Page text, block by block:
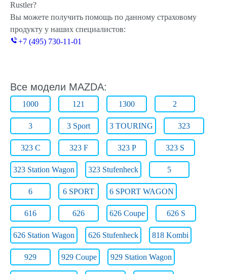
Rustler?
Вы можете получить помощь по данному страховому
продукту у наших специалистов:
+7 (495) 730-11-01
Все модели MAZDA:
1000 121 1300 2
3 3 Sport 3 TOURING 323
323 C 323 F 323 P 323 S
323 Station Wagon 323 Stufenheck 5
6 6 SPORT 6 SPORT WAGON
616 626 626 Coupe 626 S
626 Station Wagon 626 Stufenheck 818 Kombi
929 929 Coupe 929 Station Wagon